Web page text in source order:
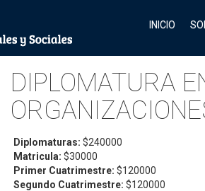
INICIO
DIPLOMATURA
Diplomaturas: $240000
Matricula: $30000
Primer Cuatrimestre: $120000
Segundo Cuatrimestre: $120000